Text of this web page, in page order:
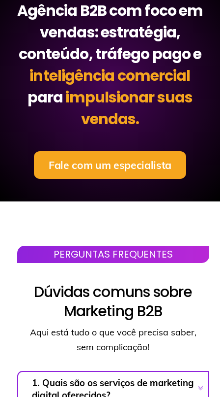
Agência B2B com foco em
vendas: estratégia,
conteúdo, tráfego pago e
inteligência comercial
paraimpulsionar suas
vendas.
Fale com um especialista
PERGUNTAS FREQUENTES
Dúvidas comuns sobre
Marketing B2B
Aqui está tudo o que você precisa saber,
sem complicação!
1. Quais são os serviços de marketing